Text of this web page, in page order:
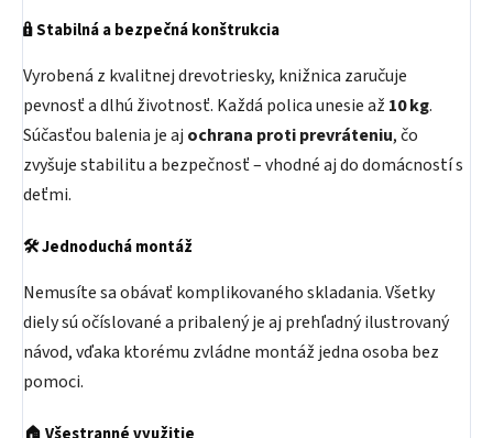
🔒 Stabilná a bezpečná konštrukcia
Vyrobená z kvalitnej drevotriesky, knižnica zaručuje
pevnosť a dlhú životnosť. Každá polica unesie až 10 kg.
Súčasťou balenia je aj ochrana proti prevráteniu, čo
zvyšuje stabilitu a bezpečnosť – vhodné aj do domácností s
deťmi.
🛠 Jednoduchá montáž
Nemusíte sa obávať komplikovaného skladania. Všetky
diely sú očíslované a pribalený je aj prehľadný ilustrovaný
návod, vďaka ktorému zvládne montáž jedna osoba bez
pomoci.